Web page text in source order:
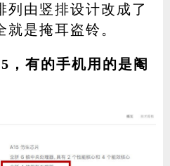
列由竖排设计改成了
是掩耳盗铃。
，有的手机用的是阉